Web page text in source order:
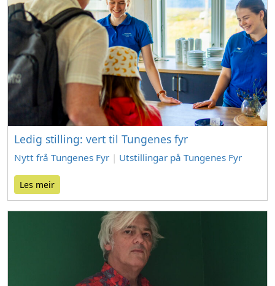
Ledig stilling: vert til Tungenes fyr
Nytt frå Tungenes Fyr | Utstillingar på Tungenes Fyr
Les meir